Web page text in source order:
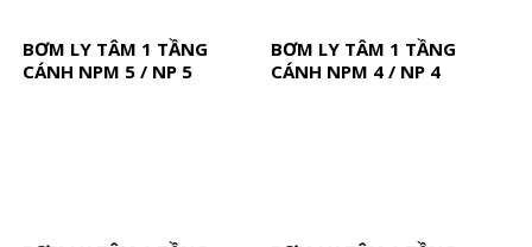
BƠM LY TÂM 1 TẦNG
CÁNH NPM 5 / NP 5
BƠM LY TÂM 1 TẦNG
CÁNH NPM 4 / NP 4